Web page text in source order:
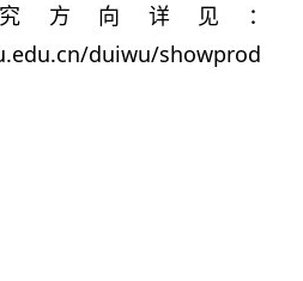
方向详见：
duiwu/showprod